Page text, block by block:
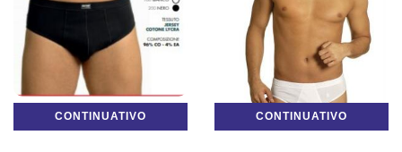
CONTINUATIVO CONTINUATIVO